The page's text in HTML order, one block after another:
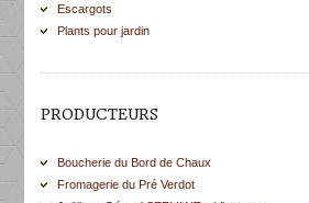
Escargots
Plants pour jardin
PRODUCTEURS
Boucherie du Bord de Chaux
Fromagerie du Pré Verdot